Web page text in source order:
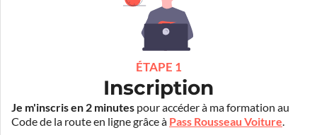
ÉTAPE 1
Inscription
Je m'inscris en 2 minutes pour accéder à ma formation au
Code de la route en ligne grâce à Pass Rousseau Voiture.